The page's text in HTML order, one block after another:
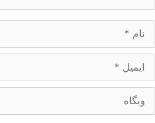
ایمیل
وبگاه